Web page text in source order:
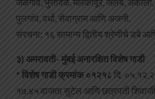
पुलगांव, वर्धा, सेवाग्राम आणि अजनी.
संरचना: १६ सामान्य द्वितीय श्रेणीचे डबे
३) अमरावती- मुंबई अनारक्षित विशेष गाडी
* विशेष गाडी क्रमांक ०१२१८ दि.
१७.४५ वाजता सुटेल आणि छत्रपती शिवाजी